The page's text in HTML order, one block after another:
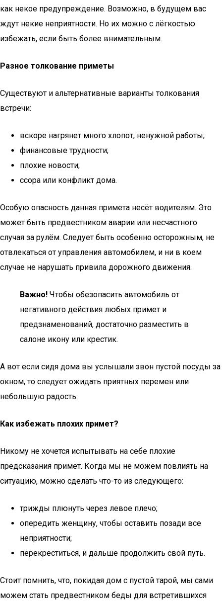
как некое предупреждение. Возможно, в будущем вас
ждут некие неприятности. Но их можно с лёгкостью
избежать, если быть более внимательным.
Разное толкование приметы
Существуют и альтернативные варианты толкования
встречи:
вскоре нагрянет много хлопот, ненужной работы;
финансовые трудности;
плохие новости;
ссора или конфликт дома.
Особую опасность данная примета несёт водителям. Это
может быть предвестником аварии или несчастного
случая за рулём. Следует быть особенно осторожным, не
отвлекаться от управления автомобилем, и ни в коем
случае не нарушать привила дорожного движения.
Важно! Чтобы обезопасить автомобиль от
негативного действия любых примет и
предзнаменований, достаточно разместить в
салоне икону или крестик.
А вот если сидя дома вы услышали звон пустой посуды за
окном, то следует ожидать приятных перемен или
небольшую радость.
Как избежать плохих примет?
Никому не хочется испытывать на себе плохие
предсказания примет. Когда мы не можем повлиять на
ситуацию, можно сделать что-то из следующего:
трижды плюнуть через левое плечо;
опередить женщину, чтобы оставить позади все
неприятности;
перекреститься, и дальше продолжить свой путь.
Стоит помнить, что, покидая дом с пустой тарой, мы сами
можем стать предвестником беды для встретившихся